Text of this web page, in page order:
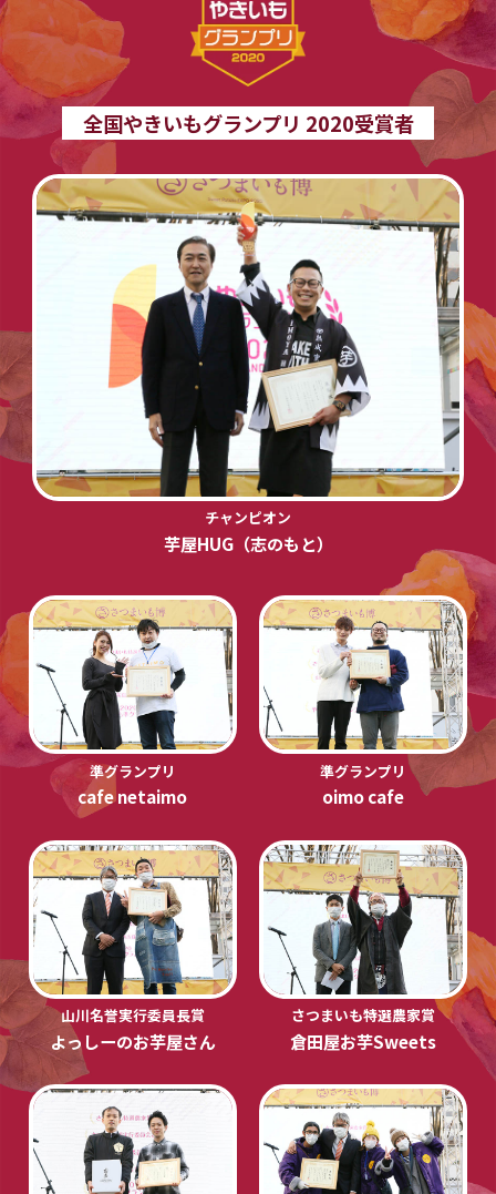
全国やきいもグランプリ 2020受賞者
チャンピオン
芋屋HUG（志のもと）
準グランプリ
cafe netaimo
準グランプリ
oimo cafe
山川名誉実行委員長賞
よっしーのお芋屋さん
さつまいも特選農家賞
倉田屋お芋Sweets